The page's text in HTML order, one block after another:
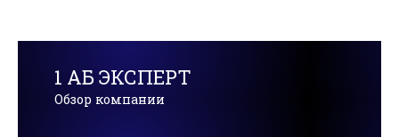
1 АБ ЭКСПЕРТ
Обзор компании